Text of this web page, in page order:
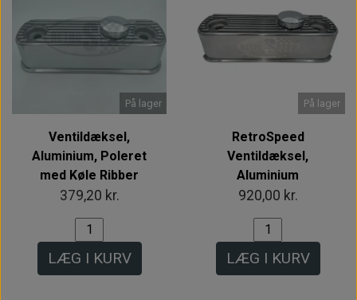
På lager
Ventildæksel,
Aluminium, Poleret
med Køle Ribber
379,20 kr.
LÆG I KURV
På lager
RetroSpeed
Ventildæksel,
Aluminium
920,00 kr.
LÆG I KURV